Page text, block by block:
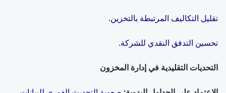
تقليل التكاليف المرتبطة بالتخزين.
تحسين التدفق النقدي للشركة.
التحديات التقليدية في إدارة المخزون